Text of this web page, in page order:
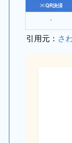
QR決済
⁻
引用元： さ